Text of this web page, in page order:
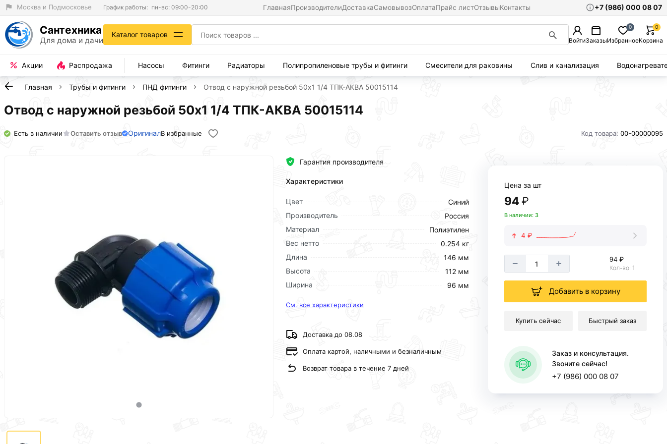
Москва и Подмосковье График работы: пн-вс: 09:00-20:00 ГлавнаяПроизводителиДоставкаСамовывозОплатаПрайс листОтзывыКонтакты +7 (986) 000 08 07
Сантехника
Для дома и дачи
Каталог товаров
ВойтиЗаказыИзбранное
0
Корзина
0
Акции Распродажа Насосы Фитинги Радиаторы Полипропиленовые трубы и фитинги Смесители для раковины Слив и канализация
Главная Трубы и фитинги ПНД фитинги Отвод с наружной резьбой 50х1 1/4 ТПК-АКВА 50015114
Отвод с наружной резьбой 50х1 1/4 ТПК-АКВА 50015114
Есть в наличии Оставить отзыв ОригиналВ избранные Код товара: 00-00000095
Гарантия производителя
Характеристики
Цвет
Синий
Производитель
Россия
Материал
Полиэтилен
Вес нетто
0.254 кг
Длина
146 мм
Высота
112 мм
Ширина
96 мм
См. все характеристики
Доставка до 08.08
Оплата картой, наличными и безналичным
Возврат товара в течение 7 дней
Цена за шт
94 ₽
В наличии: 3
4 ₽
94 ₽
Кол-во: 1
Добавить в корзину
Купить сейчас Быстрый заказ
Заказ и консультация.
Звоните сейчас!
+7 (986) 000 08 07